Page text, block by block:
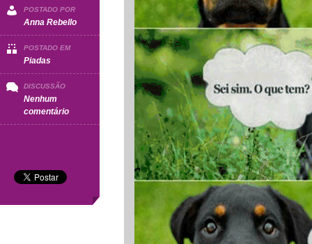
POSTADO POR
Anna Rebello
POSTADO EM
Piadas
DISCUSSÃO
Nenhum
comentárioem
Mais